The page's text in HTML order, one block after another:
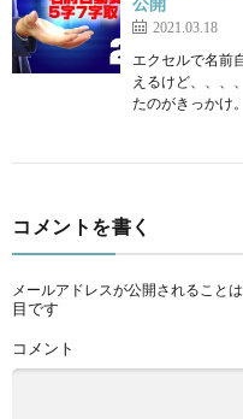
2021.03.18
エクセルで名前
えるけど、、、
たのがきっかけ
コメントを書く
メールアドレスが公開されることは
目です
コメント